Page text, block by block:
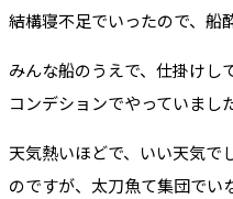
結構寝不足でいったので、船
みんな船のうえで、仕掛けし
コンデションでやっていまし
天気熱いほどで、いい天気で
のですが、太刀魚て集団でい